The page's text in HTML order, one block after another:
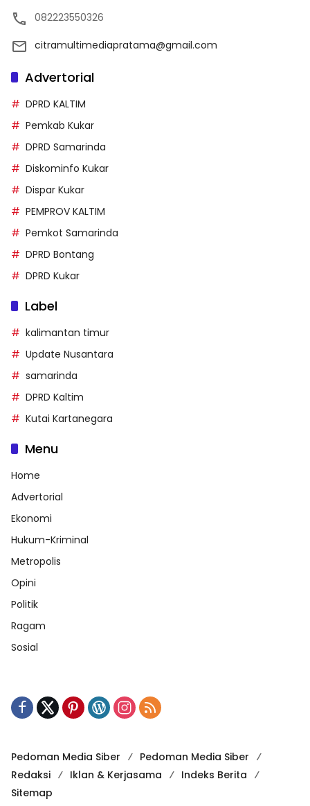
082223550326
citramultimediapratama@gmail.com
Advertorial
DPRD KALTIM
Pemkab Kukar
DPRD Samarinda
Diskominfo Kukar
Dispar Kukar
PEMPROV KALTIM
Pemkot Samarinda
DPRD Bontang
DPRD Kukar
Label
kalimantan timur
Update Nusantara
samarinda
DPRD Kaltim
Kutai Kartanegara
Menu
Home
Advertorial
Ekonomi
Hukum-Kriminal
Metropolis
Opini
Politik
Ragam
Sosial
Pedoman Media Siber
Pedoman Media Siber
Redaksi
Iklan & Kerjasama
Indeks Berita
Sitemap